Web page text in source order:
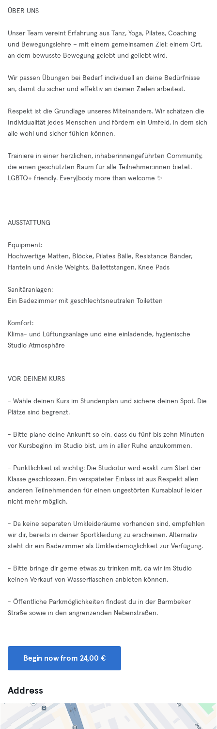
ÜBER UNS
Unser Team vereint Erfahrung aus Tanz, Yoga, Pilates, Coaching
und Bewegungslehre – mit einem gemeinsamen Ziel: einem Ort,
an dem bewusste Bewegung gelebt und geliebt wird.
Wir passen Übungen bei Bedarf individuell an deine Bedürfnisse
an, damit du sicher und effektiv an deinen Zielen arbeitest.
Respekt ist die Grundlage unseres Miteinanders. Wir schätzen die
Individualität jedes Menschen und fördern ein Umfeld, in dem sich
alle wohl und sicher fühlen können.
Trainiere in einer herzlichen, inhaberinnengeführten Community,
die einen geschützten Raum für alle Teilnehmer:innen bietet.
LGBTQ+ friendly. Every|body more than welcome ✨
AUSSTATTUNG
Equipment:
Hochwertige Matten, Blöcke, Pilates Bälle, Resistance Bänder,
Hanteln und Ankle Weights, Ballettstangen, Knee Pads
Sanitäranlagen:
Ein Badezimmer mit geschlechtsneutralen Toiletten
Komfort:
Klima- und Lüftungsanlage und eine einladende, hygienische
Studio Atmosphäre
VOR DEINEM KURS
- Wähle deinen Kurs im Stundenplan und sichere deinen Spot. Die
Plätze sind begrenzt.
- Bitte plane deine Ankunft so ein, dass du fünf bis zehn Minuten
vor Kursbeginn im Studio bist, um in aller Ruhe anzukommen.
- Pünktlichkeit ist wichtig: Die Studiotür wird exakt zum Start der
Klasse geschlossen. Ein verspäteter Einlass ist aus Respekt allen
anderen Teilnehmenden für einen ungestörten Kursablauf leider
nicht mehr möglich.
- Da keine separaten Umkleideräume vorhanden sind, empfehlen
wir dir, bereits in deiner Sportkleidung zu erscheinen. Alternativ
steht dir ein Badezimmer als Umkleidemöglichkeit zur Verfügung.
- Bitte bringe dir gerne etwas zu trinken mit, da wir im Studio
keinen Verkauf von Wasserflaschen anbieten können.
- Öffentliche Parkmöglichkeiten findest du in der Barmbeker
Straße sowie in den angrenzenden Nebenstraßen.
Begin now from 24,00 €
Address